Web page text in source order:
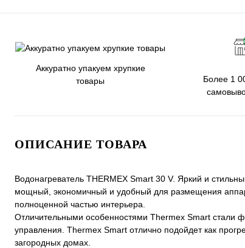
Аккуратно упакуем хрупкие
товары
Более 1
ОПИСАНИЕ ТОВАРА
Водонагреватель THERMEX Smart 30 V. Яркий и
мощный, экономичный и удобный для размещения
полноценной частью интерьера.
Отличительными особенностями Thermex Smart стали
управления. Thermex Smart отлично подойдет как
загородных домах.